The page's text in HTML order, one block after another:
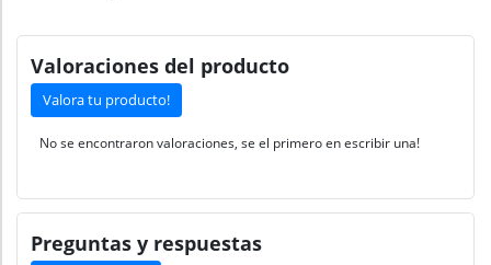
Valoraciones del producto
Valora tu producto!
No se encontraron valoraciones, se el primero en escribir una!
Preguntas y respuestas